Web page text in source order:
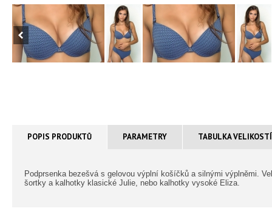
POPIS PRODUKTŮ PARAMETRY TABULKA
Podprsenka bezešvá s gelovou výplní košíčků a silnými výplněmi.
šortky a kalhotky klasické Julie, nebo kalhotky vysoké Eliza.